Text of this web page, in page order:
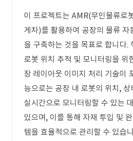
이 프로젝트는 AMR(무인물류로
게차)를 활용하여 공장의 물류 자
을 구축하는 것을 목표로 합니다.
로봇 위치 추적 및 모니터링을 위
장 레이아웃 이미지 처리 기술이
능으로는 공장 내 로봇의 위치,
실시간으로 모니터링할 수 있는
있으며, 이를 통해 자재 투입 및
템을 효율적으로 관리할 수 있습